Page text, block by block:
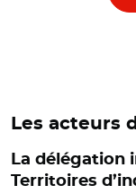
Les acteurs
La délégation
Territoires